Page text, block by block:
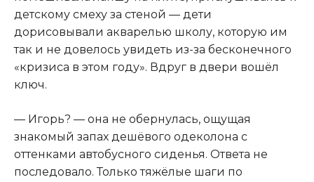
детскому смеху за стеной — дети
дорисовывали акварелью школу, которую им
так и не довелось увидеть из-за бесконечного
«кризиса в этом году». Вдруг в двери вошёл
ключ.
— Игорь? — она не обернулась, ощущая
знакомый запах дешёвого одеколона с
оттенками автобусного сиденья. Ответа не
последовало. Только тяжёлые шаги по